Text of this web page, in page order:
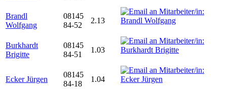
Brandl
Wolfgang
08145
84-52
2.13
Burkhardt
Brigitte
08145
84-51
1.03
Ecker Jürgen
08145
84-18
1.04